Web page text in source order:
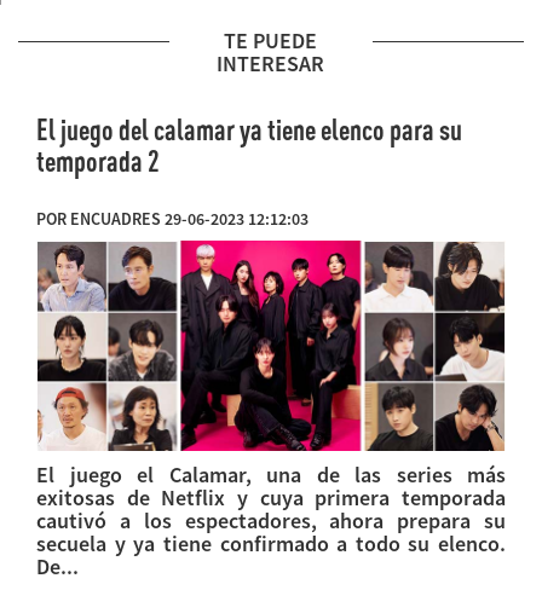
TE PUEDE
INTERESAR
El juego del calamar ya tiene elenco para su
temporada 2
POR ENCUADRES 29-06-2023 12:12:03
El juego el Calamar, una de las series más
exitosas de Netflix y cuya primera temporada
cautivó a los espectadores, ahora prepara su
secuela y ya tiene confirmado a todo su elenco.
De...